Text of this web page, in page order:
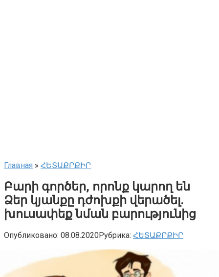
Главная » ՀԵՏԱՔՐՔԻՐ
Բարի գործեր, որոնք կարող են
Ձեր կյանքը դժոխքի վերածել.
խուսափեք նման բարությունից
Опубликовано: 08.08.2020Рубрика: ՀԵՏԱՔՐՔԻՐ